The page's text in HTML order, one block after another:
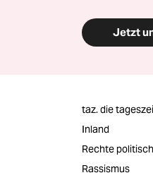
Jetzt
taz. die
Inland
Rechte
Rassismus